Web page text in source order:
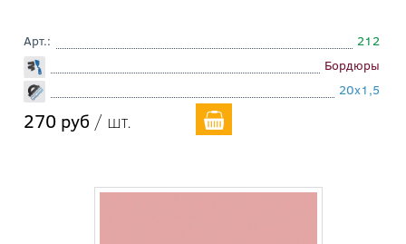
Арт.:
212
Бордюры
20x1,5
270 руб / шт.